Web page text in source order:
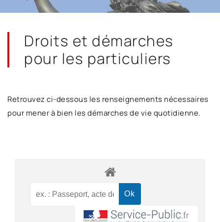
Droits et démarches
pour les particuliers
Retrouvez ci-dessous les renseignements nécessaires
pour mener à bien les démarches de vie quotidienne.